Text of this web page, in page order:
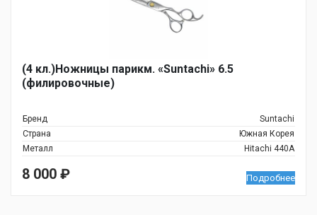
(4 кл.)Ножницы парикм. «Suntachi» 6.5
(филировочные)
Бренд
Suntachi
Страна
Южная Корея
Металл
Hitachi 440A
8 000 ₽ Подробнее